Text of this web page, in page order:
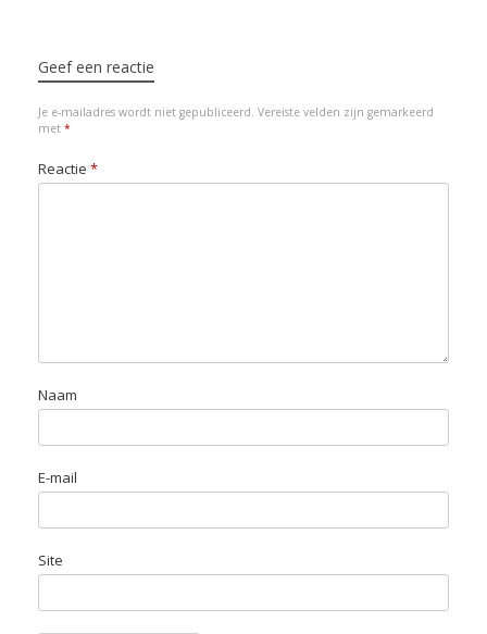
e
o
k
d
n
p
n
Geef een reactie
Je e-mailadres wordt niet gepubliceerd. Vereiste velden zijn gemarkeerd
met *
Reactie *
Naam
E-mail
Site